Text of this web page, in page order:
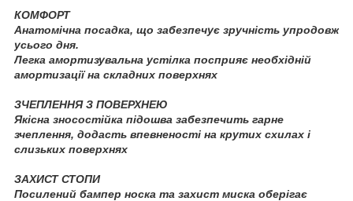
КОМФОРТ
Анатомічна посадка, що забезпечує зручність упродовж
усього дня.
Легка амортизувальна устілка посприяє необхідній
амортизації на складних поверхнях
ЗЧЕПЛЕННЯ З ПОВЕРХНЕЮ
Якісна зносостійка підошва забезпечить гарне
зчеплення, додасть впевненості на крутих схилах і
слизьких поверхнях
ЗАХИСТ СТОПИ
Посилений бампер носка та захист миска оберігає